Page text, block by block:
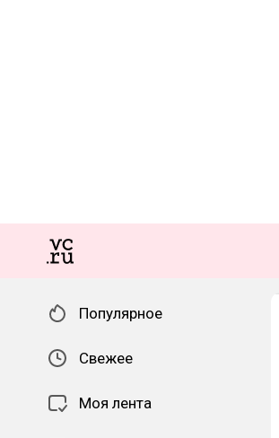
Популярное
Свежее
Моя лента